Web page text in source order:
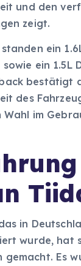
und den
zeigt.
ein
ein 1.5L
bestätigt
des
Wahl im
in
wurde, hat
gemacht. Es